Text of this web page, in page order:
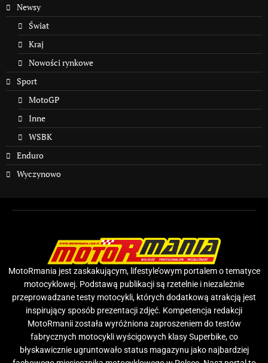
Newsy
Świat
Kraj
Nowości rynkowe
Sport
MotoGP
Inne
WSBK
Enduro
Wyczynowo
MotoRmania jest zaskakującym, lifestyle’owym portalem o tematyce
motocyklowej. Podstawą publikacji są rzetelnie i niezależnie
przeprowadzane testy motocykli, których dodatkową atrakcją jest
inspirujący sposób prezentacji zdjęć. Kompetencja redakcji
MotoRmanii została wyróżniona zaproszeniem do testów
fabrycznych motocykli wyścigowych klasy Superbike, co
błyskawicznie ugruntowało status magazynu jako najbardziej